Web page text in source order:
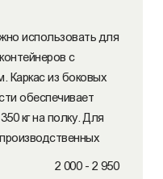
использовать для
с
Каркас из боковых
обеспечивает
кг на полку. Для
2 000 - 2 950